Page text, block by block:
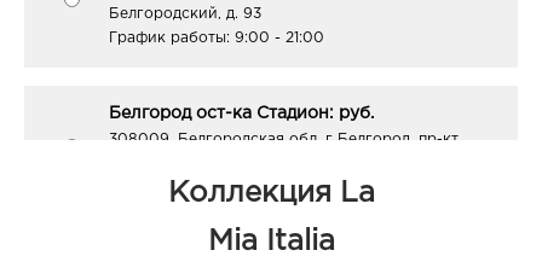
Белгородский, д. 93
График работы: 9:00 - 21:00
Белгород ост-ка Стадион: руб.
308009, Белгородская обл, г Белгород, пр-кт
График работы:9:00 - 20:00
Коллекция La
Mia Italia